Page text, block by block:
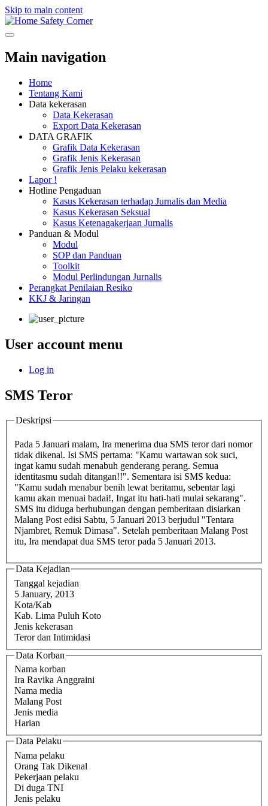
Skip to main content
Safety Corner
Main navigation
Home
Tentang Kami
Data kekerasan
Data Kekerasan
Export Data Kekerasan
DATA GRAFIK
Grafik Data Kekerasan
Grafik Jenis Kekerasan
Grafik Jenis Pelaku kekerasan
Lapor !
Hotline Pengaduan
Kasus Kekerasan terhadap Jurnalis dan Media
Kasus Kekerasan Seksual
Kasus Ketenagakerjaan Jurnalis
Panduan & Modul
Modul
SOP dan Panduan
Toolkit
Modul Perlindungan Jurnalis
Perangkat Penilaian Resiko
KKJ & Jaringan
User account menu
Log in
SMS Teror
Deskripsi
Pada 5 Januari malam, Ira menerima dua SMS teror dari nomor
tidak dikenal. Isi SMS pertama: "Kamu wartawan sok suci,
ingat kamu sudah menabuh genderang perang. Semua
identitasmu sudah ditangan!!". Sementara isi SMS kedua:
"Kamu sudah menabur benih lewat beritamu, sebentar lagi
kamu akan menuai badai!, Ingat itu hati-hati mulai sekarang".
SMS itu diduga berhubungan dengan pemberitaan disiarkan
Malang Post edisi Sabtu, 5 Januari 2013 berjudul "Tentara
Njambret, Remuk Dimasa". Setelah pemberitaan Malang Post
itu, Ira mendapat dua SMS teror pada 5 Januari 2013.
Data Kejadian
Tanggal kejadian
5 January, 2013
Kota/Kab
Kab. Lima Puluh Koto
Jenis kekerasan
Teror dan Intimidasi
Data Korban
Nama korban
Ira Ravika Anggraini
Nama media
Malang Post
Jenis media
Harian
Data Pelaku
Nama pelaku
Orang Tak Dikenal
Pekerjaan pelaku
Di duga TNI
Jenis pelaku